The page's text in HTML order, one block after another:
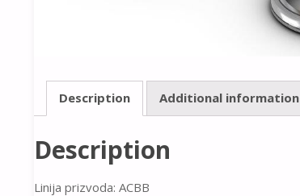
Description Additional information
Description
Linija prizvoda: ACBB